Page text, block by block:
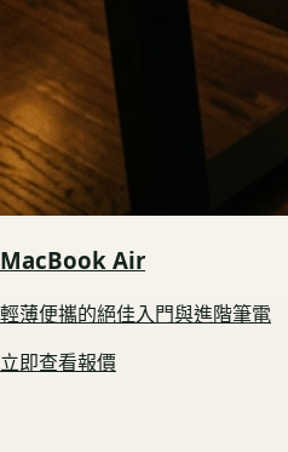
MacBook Air
輕薄便攜的絕佳入門與進階筆電
立即查看報價